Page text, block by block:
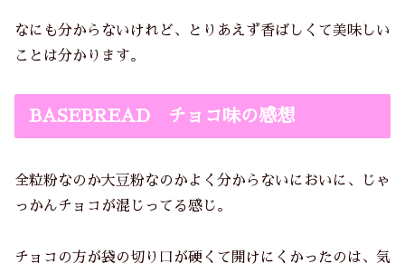
なにも分からないけれど、とりあえず香ばしくて美味しい
ことは分かります。
BASEBREAD チョコ味の感想
全粒粉なのか大豆粉なのかよく分からないにおいに、じゃ
っかんチョコが混じってる感じ。
チョコの方が袋の切り口が硬くて開けにくかったのは、気